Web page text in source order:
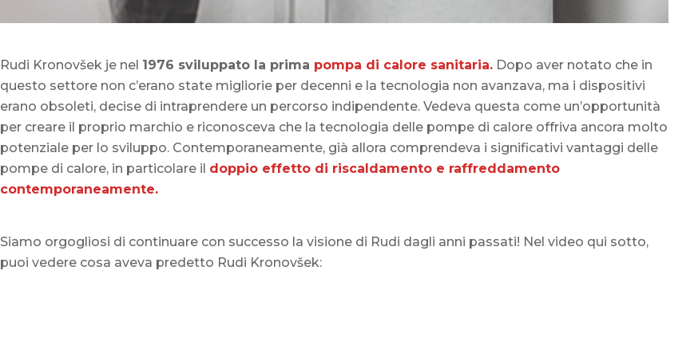
Rudi Kronovšek je nel 1976 sviluppato la prima pompa di calore sanitaria. Dopo aver notato che in
questo settore non c’erano state migliorie per decenni e la tecnologia non avanzava, ma i dispositivi
erano obsoleti, decise di intraprendere un percorso indipendente. Vedeva questa come un’opportunità
per creare il proprio marchio e riconosceva che la tecnologia delle pompe di calore offriva ancora molto
potenziale per lo sviluppo. Contemporaneamente, già allora comprendeva i significativi vantaggi delle
pompe di calore, in particolare il doppio effetto di riscaldamento e raffreddamento
contemporaneamente.
Siamo orgogliosi di continuare con successo la visione di Rudi dagli anni passati! Nel video qui sotto,
puoi vedere cosa aveva predetto Rudi Kronovšek: